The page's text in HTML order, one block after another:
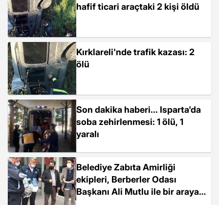
hafif ticari araçtaki 2 kişi öldü
Kırklareli'nde trafik kazası: 2
ölü
Son dakika haberi... Isparta'da
soba zehirlenmesi: 1 ölü, 1
yaralı
Belediye Zabıta Amirliği
ekipleri, Berberler Odası
Başkanı Ali Mutlu ile bir araya